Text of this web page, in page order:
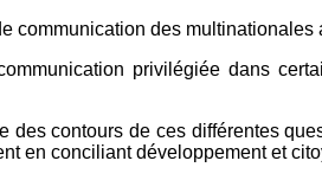
communication des
privilégiée dans
contours de ces différentes
en conciliant développement et